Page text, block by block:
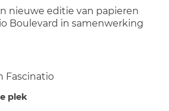
nieuwe editie van papieren
Boulevard in samenwerking
Fascinatio
plek